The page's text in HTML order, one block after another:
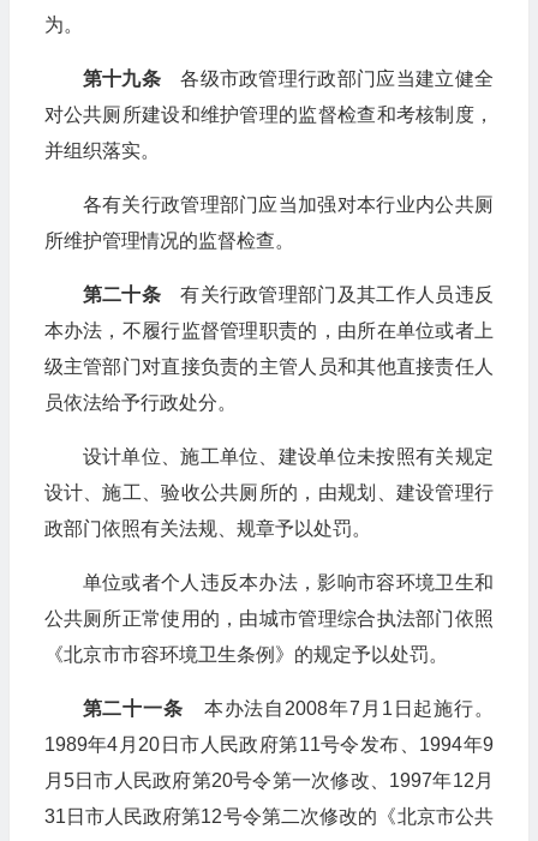
为。
第十九条各级市政管理行政部门应当建立健全
对公共厕所建设和维护管理的监督检查和考核制度，
并组织落实。
各有关行政管理部门应当加强对本行业内公共厕
所维护管理情况的监督检查。
第二十条有关行政管理部门及其工作人员违反
本办法，不履行监督管理职责的，由所在单位或者上
级主管部门对直接负责的主管人员和其他直接责任人
员依法给予行政处分。
设计单位、施工单位、建设单位未按照有关规定
设计、施工、验收公共厕所的，由规划、建设管理行
政部门依照有关法规、规章予以处罚。
单位或者个人违反本办法，影响市容环境卫生和
公共厕所正常使用的，由城市管理综合执法部门依照
《北京市市容环境卫生条例》的规定予以处罚。
第二十一条 本办法自2008年7月1日起施行。
1989年4月20日市人民政府第11号令发布、1994年9
月5日市人民政府第20号令第一次修改、1997年12月
31日市人民政府第12号令第二次修改的《北京市公共